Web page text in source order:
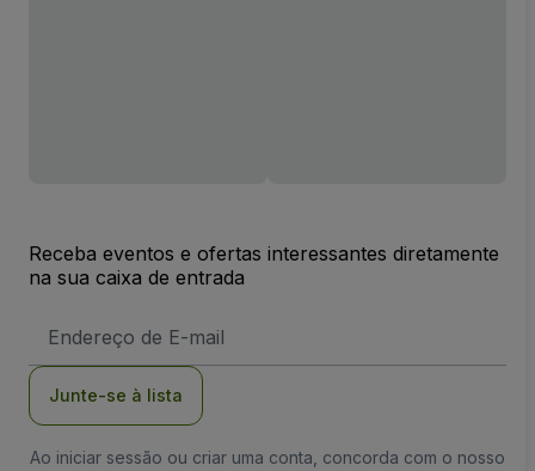
Receba eventos e ofertas interessantes diretamente
na sua caixa de entrada
de
Junte-se à lista
Ao iniciar sessão ou criar uma conta, concorda com o nosso